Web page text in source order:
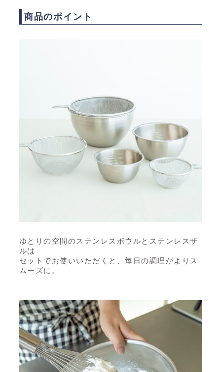
商品のポイント
ゆとりの空間のステンレスボウルとステンレスザ
ルは
セットでお使いいただくと、毎日の調理がよりス
ムーズに。